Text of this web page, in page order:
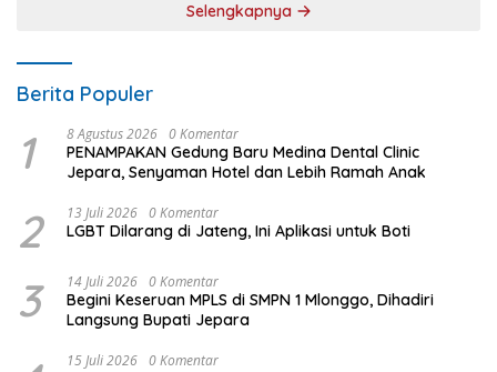
Selengkapnya
Berita Populer
1 8 Agustus 2026 0 Komentar
PENAMPAKAN Gedung Baru Medina Dental Clinic
Jepara, Senyaman Hotel dan Lebih Ramah Anak
2 13 Juli 2026 0 Komentar
LGBT Dilarang di Jateng, Ini Aplikasi untuk Boti
3 14 Juli 2026 0 Komentar
Begini Keseruan MPLS di SMPN 1 Mlonggo, Dihadiri
Langsung Bupati Jepara
15 Juli 2026 0 Komentar